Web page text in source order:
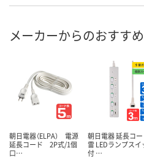
メーカーからのおすす
朝日電器（ELPA） 電源
延長コード 2P式/1個
口…
朝日電器 延長コ
雷 LEDランプスイ
付 …